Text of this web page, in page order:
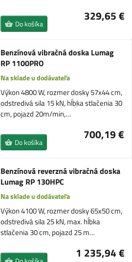
329,65 €
Do košíka
Benzínová vibračná doska Lumag
RP 1100PRO
Na sklade u dodávateľa
Výkon 4800 W, rozmer dosky 57x44 cm,
odstredivá sila 15 kN, hĺbka stlačenia 30
cm, pojazd 20m/min,…
700,19 €
Do košíka
Benzínová reverzná vibračná doska
Lumag RP 130HPC
Na sklade u dodávateľa
Výkon 4100 W, rozmer dosky 65x50 cm,
odstredivá sila 25 kN, max. hĺbka
stlačenia 30 cm, pojazd 25 m…
1 235,94 €